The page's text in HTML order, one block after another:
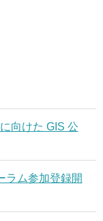
向けた GIS 公
ラム参加登録開